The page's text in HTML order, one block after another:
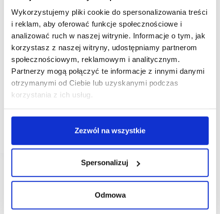
Wykorzystujemy pliki cookie do spersonalizowania treści
i reklam, aby oferować funkcje społecznościowe i
analizować ruch w naszej witrynie. Informacje o tym, jak
korzystasz z naszej witryny, udostępniamy partnerom
społecznościowym, reklamowym i analitycznym.
Partnerzy mogą połączyć te informacje z innymi danymi
otrzymanymi od Ciebie lub uzyskanymi podczas
korzystania z ich usług.
Zezwól na wszystkie
Spersonalizuj
Odmowa
20/12/2021
Five o’clock
Maxi
Zoo
Rossmann Stary Browar
Stary Browar finalizuje remodelling strefy
codziennych zakupów
W poznańskim Starym Browarze poziom -1 skrzydła
Atrium to strefa codziennych zakupów.
W tej przestrzeni zakończono w tym roku ważne
projekty: generalny remont powierzchni i zmiana